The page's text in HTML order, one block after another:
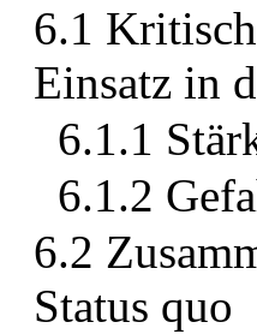
6.1
Einsatz in
6.1.1
6.1.2
6.2
Status quo